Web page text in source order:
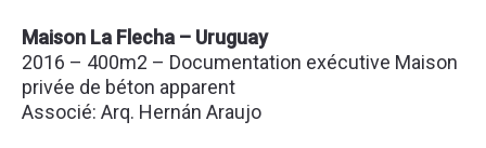
Maison La Flecha – Uruguay
2016 – 400m2 – Documentation exécutive Maison
privée de béton apparent
Associé: Arq. Hernán Araujo